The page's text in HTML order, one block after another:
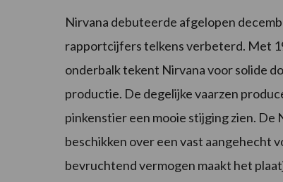
Nirvana debuteerde afgelopen
rapportcijfers telkens verbeterd. Met
onderbalk tekent Nirvana voor solide
productie. De degelijke vaarzen
pinkenstier een mooie stijging zien. De
beschikken over een vast aangehecht
bevruchtend vermogen maakt het